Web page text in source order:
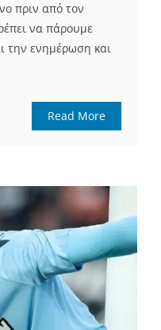
πριν από τον
να πάρουμε
την ενημέρωση και
Read More